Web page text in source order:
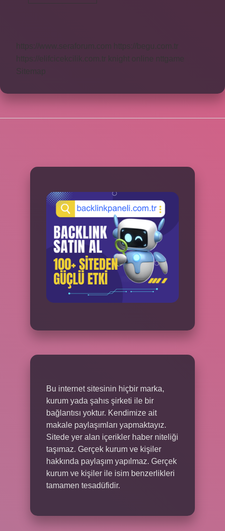
Işlemci
https://www.seraforum.com
https://begu.com.tr
https://elifcicekcilik.com.tr knight online
nttgame
Sitemap
Bu internet sitesinin hiçbir marka,
kurum yada şahıs şirketi ile bir
bağlantısı yoktur. Kendimize ait
makale paylaşımları yapmaktayız.
Sitede yer alan içerikler haber niteliği
taşımaz. Gerçek kurum ve kişiler
hakkında paylaşım yapılmaz. Gerçek
kurum ve kişiler ile isim benzerlikleri
tamamen tesadüfidir.